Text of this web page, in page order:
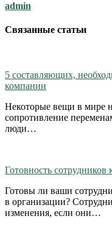
admin
Связанные статьи
5 составляющих,
компании
Некоторые вещи в мире
сопротивление
люди…
Готовность сотрудников
Готовы ли ваши
в организации?
изменения, если они…